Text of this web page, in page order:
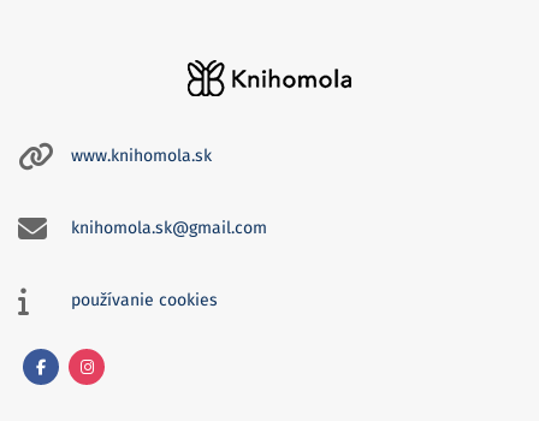
www.knihomola.sk
knihomola.sk@gmail.com
používanie cookies